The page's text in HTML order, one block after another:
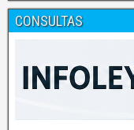
CONSULTAS